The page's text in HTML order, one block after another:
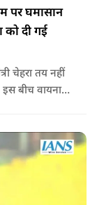
पर घमासान
को दी गई
चेहरा तय नहीं
बीच वायनाड